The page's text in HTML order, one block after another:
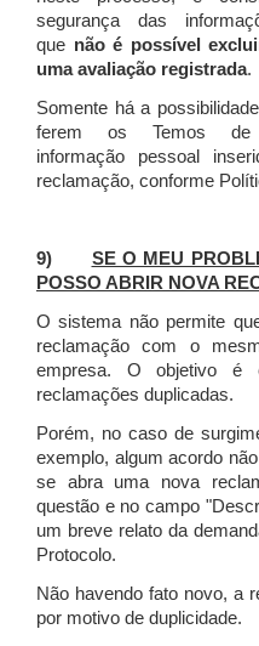
segurança das
que não é possível
uma avaliação registrada.
Somente há a
ferem os Temos
informação pessoal
reclamação, conforme
9) SE O MEU
POSSO ABRIR NOVA
O sistema não permite
reclamação com o
empresa. O objetivo é
reclamações duplicadas.
Porém, no caso de
exemplo, algum acordo
se abra uma nova
questão e no campo
um breve relato da
Protocolo.
Não havendo fato novo, a
por motivo de duplicidade.